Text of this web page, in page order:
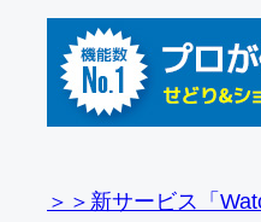
＞＞新サービス「